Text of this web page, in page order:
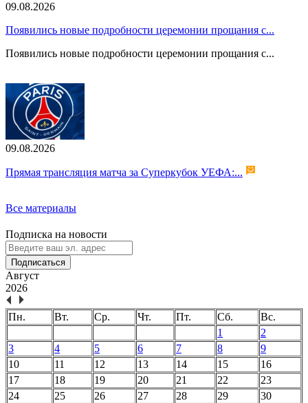
09.08.2026
Появились новые подробности церемонии прощания с...
Появились новые подробности церемонии прощания с...
09.08.2026
Прямая трансляция матча за Суперкубок УЕФА:...
Все материалы
Подписка на новости
Подписаться
Август
2026
Пн. Вт. Ср. Чт. Пт. Сб.
Вс.
1
2
3
4 5 6 7 8
9
10
11 12 13 14 15
16
17
18 19 20 21 22
23
24
25 26 27 28 29
30